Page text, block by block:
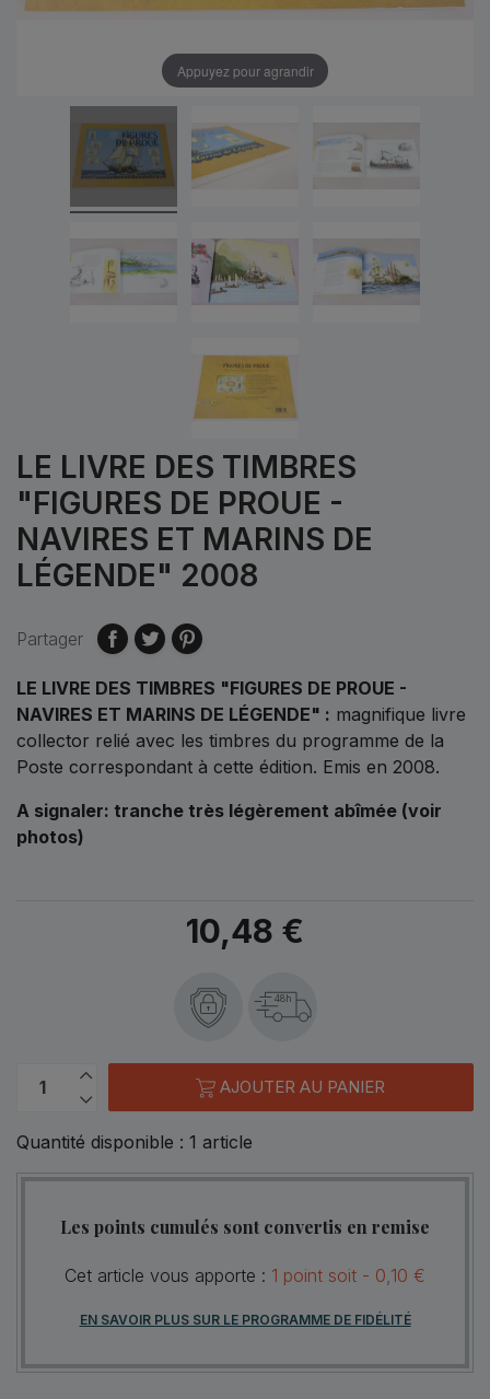
Appuyez pour agrandir
LE LIVRE DES TIMBRES
"FIGURES DE PROUE -
NAVIRES ET MARINS DE
LÉGENDE" 2008
Partager
LE LIVRE DES TIMBRES "FIGURES DE PROUE -
NAVIRES ET MARINS DE LÉGENDE" : magnifique livre
collector relié avec les timbres du programme de la
Poste correspondant à cette édition. Emis en 2008.
A signaler: tranche très légèrement abîmée (voir
photos)
10,48 €
48h
AJOUTER AU PANIER
Quantité disponible : 1 article
Les points cumulés sont convertis en remise
Cet article vous apporte : 1 point soit - 0,10 €
EN SAVOIR PLUS SUR LE PROGRAMME DE FIDÉLITÉ